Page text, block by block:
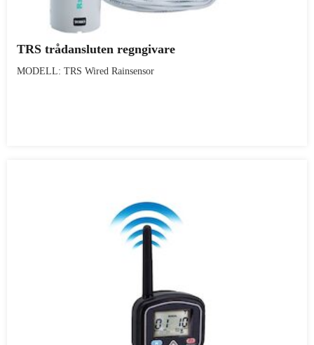
TRS trådansluten regngivare
MODELL: TRS Wired Rainsensor